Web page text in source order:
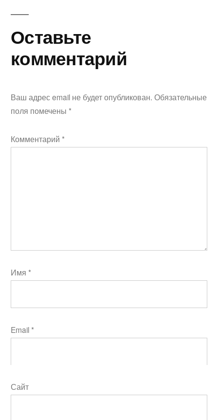
Оставьте
комментарий
Ваш адрес email не будет опубликован. Обязательные
поля помечены *
Комментарий *
Имя *
Email *
Сайт